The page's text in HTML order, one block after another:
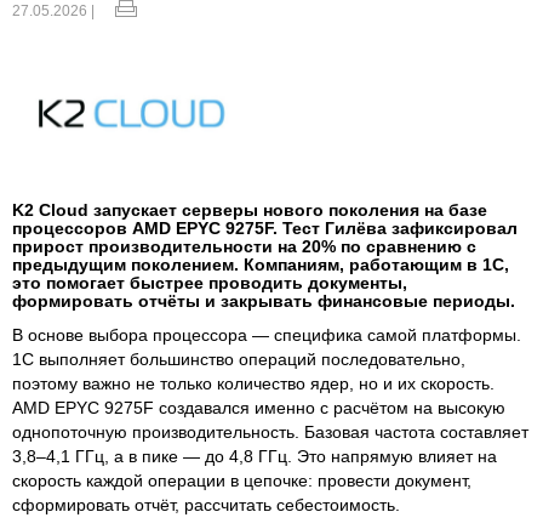
27.05.2026 |
K2 Cloud запускает серверы нового поколения на базе
процессоров AMD EPYC 9275F. Тест Гилёва зафиксировал
прирост производительности на 20% по сравнению с
предыдущим поколением. Компаниям, работающим в 1С,
это помогает быстрее проводить документы,
формировать отчёты и закрывать финансовые периоды.
В основе выбора процессора — специфика самой платформы.
1С выполняет большинство операций последовательно,
поэтому важно не только количество ядер, но и их скорость.
AMD EPYC 9275F создавался именно с расчётом на высокую
однопоточную производительность. Базовая частота составляет
3,8–4,1 ГГц, а в пике — до 4,8 ГГц. Это напрямую влияет на
скорость каждой операции в цепочке: провести документ,
сформировать отчёт, рассчитать себестоимость.